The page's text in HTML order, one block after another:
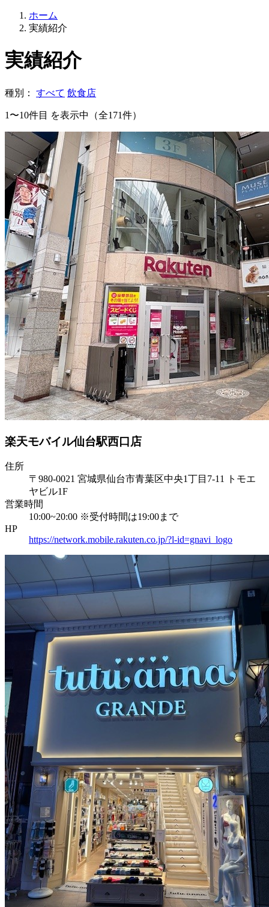
ホーム
実績紹介
実績紹介
種別： すべて 飲食店
1〜10件目 を表示中（全171件）
楽天モバイル仙台駅西口店
住所
〒980-0021 宮城県仙台市青葉区中央1丁目7-11 トモエ
ヤビル1F
営業時間
10:00~20:00 ※受付時間は19:00まで
HP
https://network.mobile.rakuten.co.jp/?l-id=gnavi_logo